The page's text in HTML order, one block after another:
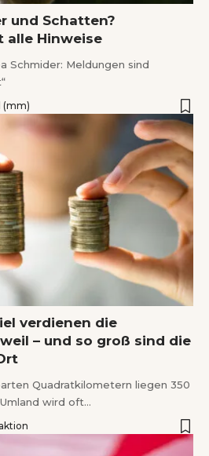
und Schatten?
alle Hinweise
Schmider: Meldungen sind
(mm)
verdienen die
– und so groß sind die
Quadratkilometern liegen 350
wird oft…